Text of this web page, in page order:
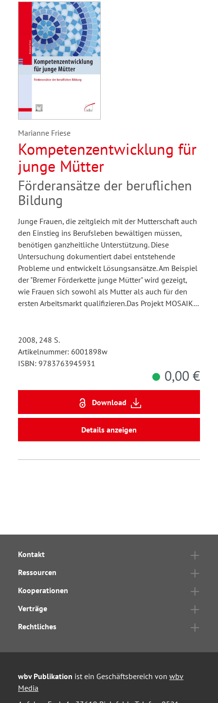
Marianne Friese
Kompetenzentwicklung für
junge Mütter
Förderansätze der beruflichen
Bildung
Junge Frauen, die zeitgleich mit der Mutterschaft auch
den Einstieg ins Berufsleben bewältigen müssen,
benötigen ganzheitliche Unterstützung. Diese
Untersuchung dokumentiert dabei entstehende
Probleme und entwickelt Lösungsansätze. Am Beispiel
der "Bremer Förderkette junge Mütter" wird gezeigt,
wie Frauen sich sowohl als Mutter als auch für den
ersten Arbeitsmarkt qualifizieren.Das Projekt MOSAIK…
2008, 248 S.
Artikelnummer: 6001898w
ISBN: 9783763945931
0,00 €
Download
Details anzeigen
Kontakt
Ressourcen
Kooperationen
Verträge
Rechtliches
wbv Publikation ist ein Geschäftsbereich von wbv
Media